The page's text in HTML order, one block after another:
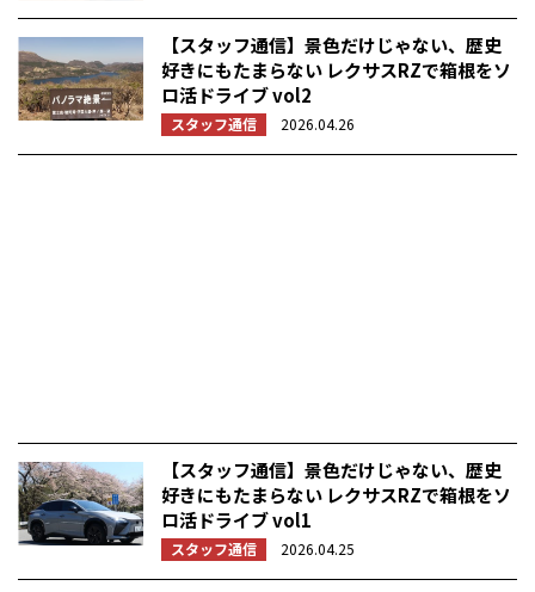
【スタッフ通信】景色だけじゃない、歴史
好きにもたまらない レクサスRZで箱根をソ
ロ活ドライブ vol2
スタッフ通信 2026.04.26
【スタッフ通信】景色だけじゃない、歴史
好きにもたまらない レクサスRZで箱根をソ
ロ活ドライブ vol1
スタッフ通信 2026.04.25